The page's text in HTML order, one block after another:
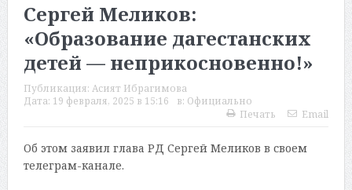
Сергей Меликов:
«Образование дагестанских
детей — неприкосновенно!»
Публикация: Асият Ибрагимова
Дата: 19 февраля, 2025 в 15:16 в: Официально
Печать
Email
Об этом заявил глава РД Сергей Меликов в своем
телеграм-канале.